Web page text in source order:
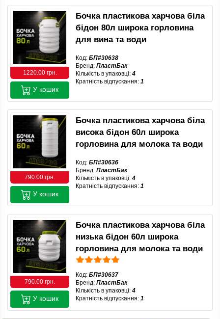
1220.00 грн.
Бочка пластикова харчова біла
бідон 80л широка горловина
для вина та води
Код: БП#30638
Бренд: ПластБак
Кількість в упаковці: 4
Кратність відпускання: 1
У кошик
790.00 грн.
Бочка пластикова харчова біла
висока бідон 60л широка
горловина для молока та води
Код: БП#30636
Бренд: ПластБак
Кількість в упаковці: 4
Кратність відпускання: 1
У кошик
790.00 грн.
Бочка пластикова харчова біла
низька бідон 60л широка
горловина для молока та води
Код: БП#30637
Бренд: ПластБак
Кількість в упаковці: 4
Кратність відпускання: 1
У кошик